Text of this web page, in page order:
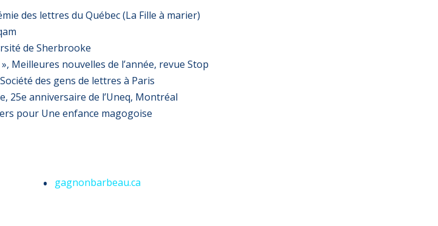
des lettres du Québec (La Fille à marier)
de Sherbrooke
Meilleures nouvelles de l’année, revue Stop
des gens de lettres à Paris
25e anniversaire de l’Uneq, Montréal
pour Une enfance magogoise
gagnonbarbeau.ca